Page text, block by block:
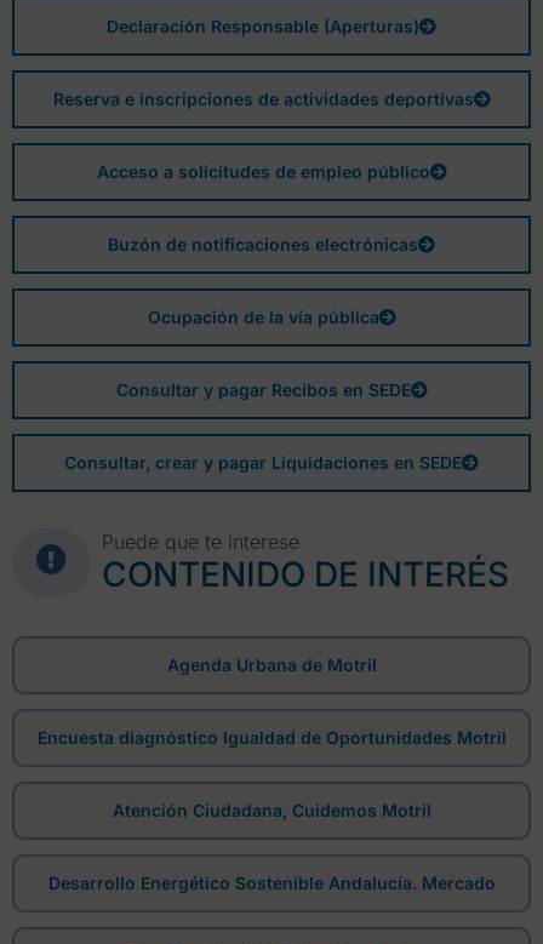
Declaración Responsable (Aperturas)
Reserva e inscripciones de actividades deportivas
Acceso a solicitudes de empleo público
Buzón de notificaciones electrónicas
Ocupación de la vía pública
Consultar y pagar Recibos en SEDE
Consultar, crear y pagar Liquidaciones en SEDE
Puede que te interese
CONTENIDO DE INTERÉS
Agenda Urbana de Motril
Encuesta diagnóstico Igualdad de Oportunidades Motril
Atención Ciudadana, Cuidemos Motril
Desarrollo Energético Sostenible Andalucía. Mercado